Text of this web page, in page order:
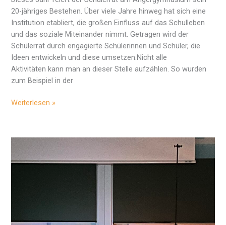
20-jähriges Bestehen. Über viele Jahre hinweg hat sich eine
Institution etabliert, die großen Einfluss auf das Schulleben
und das soziale Miteinander nimmt. Getragen wird der
Schülerrat durch engagierte Schülerinnen und Schüler, die
Ideen entwickeln und diese umsetzen.Nicht alle
Aktivitäten kann man an dieser Stelle aufzählen. So wurden
zum Beispiel in der
20
am
in
Weiterlesen »